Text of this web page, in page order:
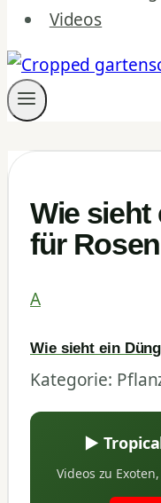
Videos
Wie sieht
für
A
Wie sieht ein
Kategorie:
▶
Videos zu